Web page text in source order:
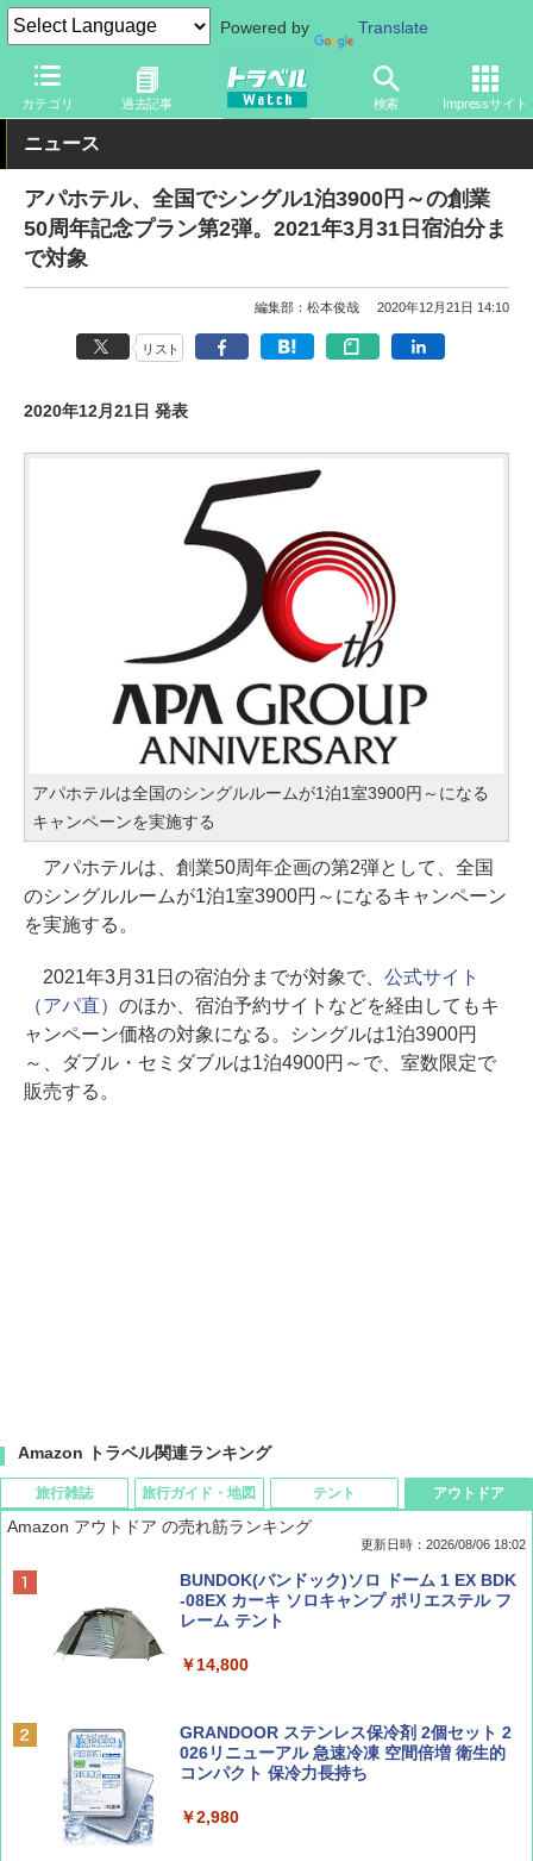
Powered by Translate
カテゴリ 過去記事 検索 Impressサイト
トラベル Watch 旅の情報 ホテル・旅館 宿泊
ニュース
アパホテル、全国でシングル1泊3900円～の創業
50周年記念プラン第2弾。2021年3月31日宿泊分ま
で対象
編集部：松本俊哉 2020年12月21日 14:10
リスト
2020年12月21日 発表
アパホテルは全国のシングルルームが1泊1室3900円～になる
キャンペーンを実施する
アパホテルは、創業50周年企画の第2弾として、全国
のシングルルームが1泊1室3900円～になるキャンペーン
を実施する。
2021年3月31日の宿泊分までが対象で、 公式サイト
（アパ直） のほか、宿泊予約サイトなどを経由してもキ
ャンペーン価格の対象になる。シングルは1泊3900円
～、ダブル・セミダブルは1泊4900円～で、室数限定で
販売する。
Amazon トラベル関連ランキング
旅行雑誌
ディズニーファン ２０２６年 ９月号 [雑
誌] (ＤＩＳＮＥＹ ＦＡＮ)
Coyote No.89 特集 星野道夫 夢見る旅
￥1,540
旅行ガイド・地図
D40 地球の歩き方 チェンマイ タイ北部の魅
力的な町 2026～2027 地球の歩き方D アジア
A09 地球の歩き方 イタリア 2026～2027 地
球の歩き方A ヨーロッパ
テント
[キャンパーズコレクション 山善] ポップアッ
プテント 傘みたいに広げて畳める パッとサ
ッとサンシェード キューブ フルクローズ メ
&ハイキング カーキ PATC-150(KH)
PYKES PEAK (パイクスピーク) 着替えテン
人用 折りたたみ 防災グッズ 災害用トイレ ビ
アウトドア
Amazon アウトドア の売れ筋ランキング
更新日時：2026/08/06 18:02
BUNDOK(バンドック)ソロ ドーム 1 EX BDK
-08EX カーキ ソロキャンプ ポリエステル フ
レーム テント
￥14,800
GRANDOOR ステンレス保冷剤 2個セット 2
026リニューアル 急速冷凍 空間倍増 衛生的
コンパクト 保冷力長持ち
￥2,980